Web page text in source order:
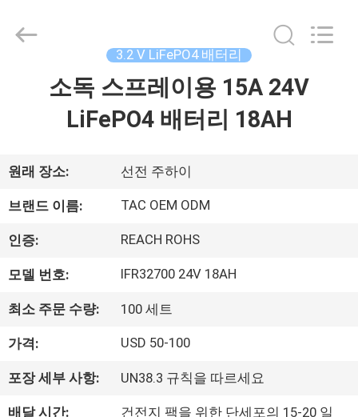
품
동
영
회
사
2011
Reserved.
3.2 V LiFePO4 배터리
소독 스프레이용 15A 24V
LiFePO4 배터리 18AH
원래 장소: 선전 주하이
브랜드 이름: TAC OEM ODM
인증: REACH ROHS
모델 번호: IFR32700 24V 18AH
최소 주문 수량: 100 세트
가격: USD 50-100
포장 세부 사항: UN38.3 규칙을 따르세요
배달 시간:
건전지 팩을 위한 단세포의 15-20 일